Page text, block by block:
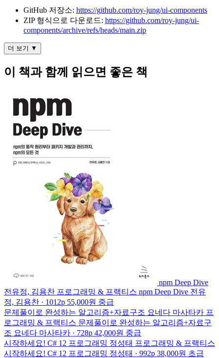
GitHub 저장소: https://github.com/roy-jung/ui-components
ZIP 형식으로 다운로드: https://github.com/roy-jung/ui-
components/archive/refs/heads/main.zip
더 보기 ▼
이 책과 함께 읽으면 좋은 책
npm Deep Dive
전유정, 김용찬 프로그래밍 & 프랙티스 npm Deep Dive 전유
정, 김용찬 · 1012p 55,000원 중급
문제풀이로 완성하는 알고리즘+자료구조 요네다 마사타카 프
로그래밍 & 프랙티스 문제풀이로 완성하는 알고리즘+자료구
조 요네다 마사타카 · 728p 42,000원 중급
시작하세요! C# 12 프로그래밍 정성태 프로그래밍 & 프랙티스
시작하세요! C# 12 프로그래밍 정성태 · 992p 38,000원 초급